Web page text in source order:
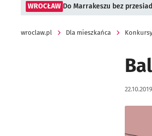
WROCŁAW Do Marrakeszu bez
wroclaw.pl Dla mieszkańca Konkursy
Data
Kliknij,